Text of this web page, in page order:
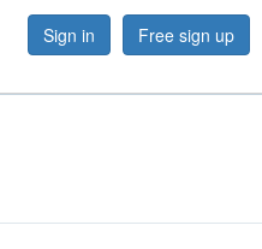
Sign in Free sign up